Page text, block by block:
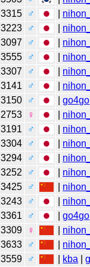
3315 ♂
3223 ♂
3097 ♂
3555 ♂
3307 ♂
3141 ♂
3150 ♂ |go4go
2753 ♀
3191 ♂
3304 ♂
3294 ♂
3252 ♂
3425 ♂
3243 ♂
3361 ♂ |go4go
3309 ♀
3633 ♂
3559 ♂ kba |